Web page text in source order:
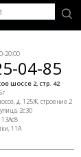
20:00
04-85
шоссе 2, стр. 42
д. 125Ж, строение 2
2с30
11А